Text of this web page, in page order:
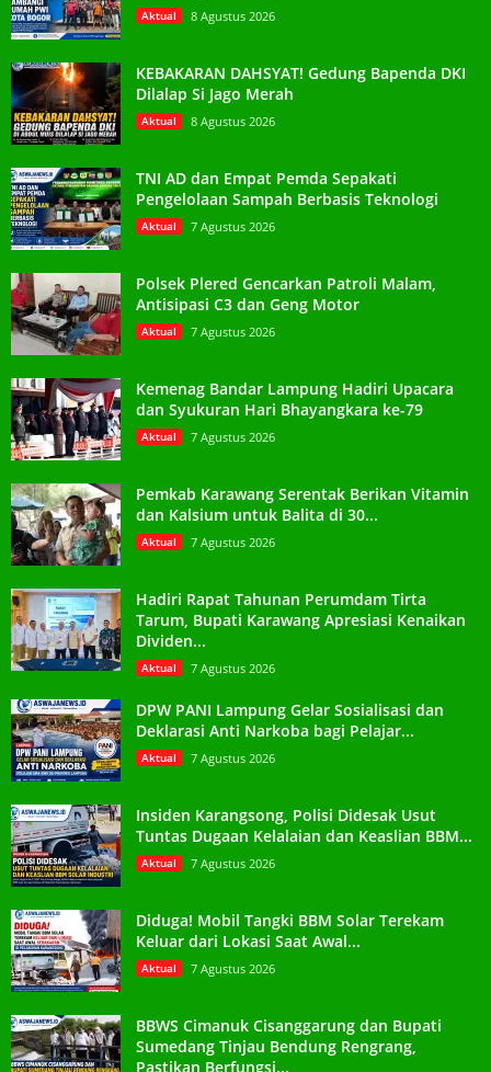
Aktual 8 Agustus 2026
KEBAKARAN DAHSYAT! Gedung Bapenda DKI
Dilalap Si Jago Merah
Aktual 8 Agustus 2026
TNI AD dan Empat Pemda Sepakati
Pengelolaan Sampah Berbasis Teknologi
Aktual 7 Agustus 2026
Polsek Plered Gencarkan Patroli Malam,
Antisipasi C3 dan Geng Motor
Aktual 7 Agustus 2026
Kemenag Bandar Lampung Hadiri Upacara
dan Syukuran Hari Bhayangkara ke-79
Aktual 7 Agustus 2026
Pemkab Karawang Serentak Berikan Vitamin
dan Kalsium untuk Balita di 30...
Aktual 7 Agustus 2026
Hadiri Rapat Tahunan Perumdam Tirta
Tarum, Bupati Karawang Apresiasi Kenaikan
Dividen...
Aktual 7 Agustus 2026
DPW PANI Lampung Gelar Sosialisasi dan
Deklarasi Anti Narkoba bagi Pelajar...
Aktual 7 Agustus 2026
Insiden Karangsong, Polisi Didesak Usut
Tuntas Dugaan Kelalaian dan Keaslian BBM...
Aktual 7 Agustus 2026
Diduga! Mobil Tangki BBM Solar Terekam
Keluar dari Lokasi Saat Awal...
Aktual 7 Agustus 2026
BBWS Cimanuk Cisanggarung dan Bupati
Sumedang Tinjau Bendung Rengrang,
Pastikan Berfungsi...